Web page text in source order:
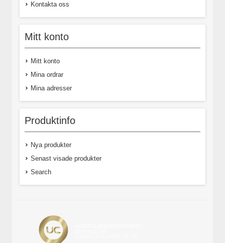
Kontakta oss
Mitt konto
Mitt konto
Mina ordrar
Mina adresser
Produktinfo
Nya produkter
Senast visade produkter
Search